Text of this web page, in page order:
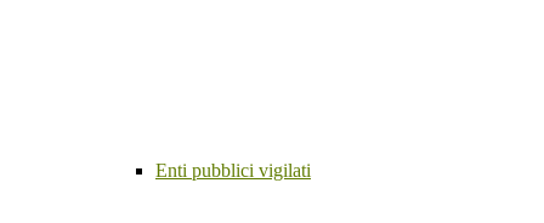
Enti pubblici vigilati